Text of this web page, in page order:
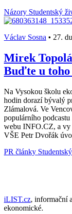
Názory Studentský
Václav Sosna • 27.
Mirek
Buďte u
Na Vysokou školu
hodin dorazí bývalý
Zlámalová. Ve
populárního
webu INFO.CZ, a vy
VŠE Petr Dvořák
PR články
iLIST.cz, informační
ekonomické.